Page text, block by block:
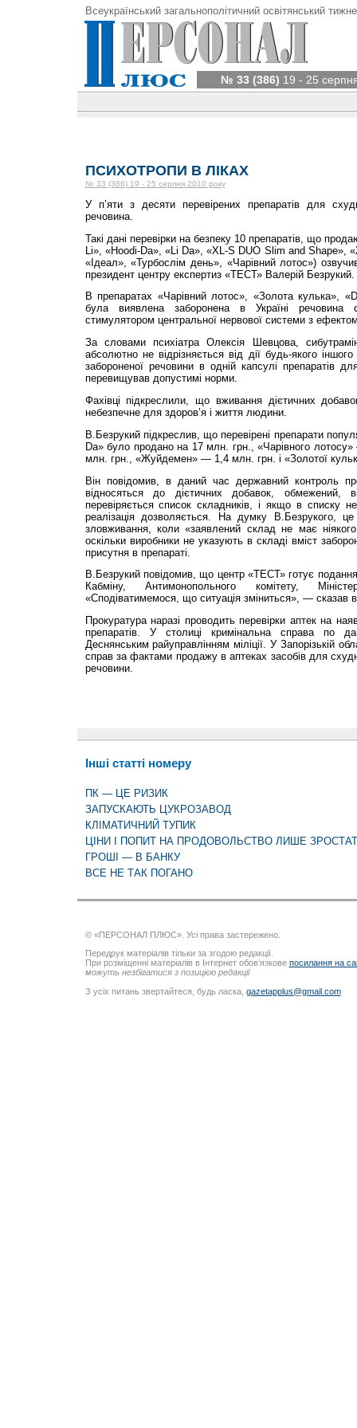
Всеукраїнський загальнополітичний освітянський
№ 33 (386) 19 - 25
ПСИХОТРОПИ В ЛІКАХ
№ 33 (386) 19 - 25 серпня 2010 року
У п’яти з десяти перевірених препаратів для
речовина.
Такі дані перевірки на безпеку 10 препаратів, що
Li», «Hoodi-Da», «Li Da», «XL-S DUO Slim and Shape»,
«Ідеал», «Турбослім день», «Чарівний лотос»)
президент центру експертиз «ТЕСТ» Валерій Безрукий.
В препаратах «Чарівний лотос», «Золота кулька»,
була виявлена заборонена в Україні
стимулятором центральної нервової системи з
За словами психіатра Олексія Шевцова,
абсолютно не відрізняється від дії будь-якого
забороненої речовини в одній капсулі препаратів
перевищував допустимі норми.
Фахівці підкреслили, що вживання дієтичних
небезпечне для здоров’я і життя людини.
В.Безрукий підкреслив, що перевірені препарати
Da» було продано на 17 млн. грн., «Чарівного
млн. грн., «Жуйдемен» — 1,4 млн. грн. і «Золотої
Він повідомив, в даний час державний контроль
відносяться до дієтичних добавок,
перевіряється список складників, і якщо в списку
реалізація дозволяється. На думку В.Безрукого,
зловживання, коли «заявлений склад не має
оскільки виробники не указують в складі вміст
присутня в препараті.
В.Безрукий повідомив, що центр «ТЕСТ» готує подання
Кабміну, Антимонопольного комітету,
«Сподіватимемося, що ситуація зміниться», — сказав
Прокуратура наразі проводить перевірки аптек на
препаратів. У столиці кримінальна справа по
Деснянським райуправлінням міліції. У Запорізькій
справ за фактами продажу в аптеках засобів для
речовини.
Інші статті номеру
ПК — ЦЕ РИЗИК
ЗАПУСКАЮТЬ ЦУКРОЗАВОД
КЛІМАТИЧНИЙ ТУПИК
ЦІНИ І ПОПИТ НА ПРОДОВОЛЬСТВО ЛИШЕ
ГРОШІ — В БАНКУ
ВСЕ НЕ ТАК ПОГАНО
© «ПЕРСОНАЛ ПЛЮС». Усі права застережено.
Передрук матеріалів тільки за згодою редакції.
При розміщенні матеріалів в Інтернет обов’язкове посилання на
можуть незбігатися з позицією редакції
З усіх питань звертайтеся, будь ласка, gazetapplus@gmail.com